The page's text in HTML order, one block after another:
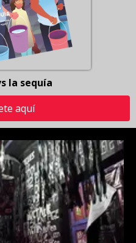
la sequía
aquí